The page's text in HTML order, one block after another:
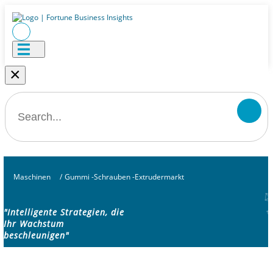
×
Maschinen / Gummi -Schrauben -Extrudermarkt
"Intelligente Strategien, die
Ihr Wachstum
beschleunigen"